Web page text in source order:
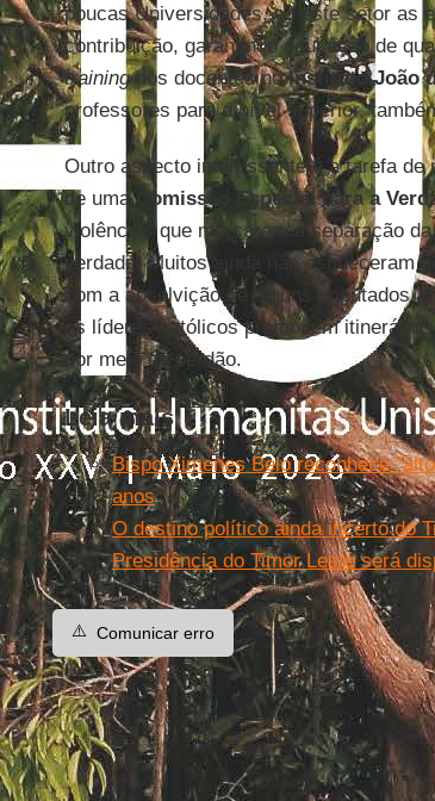
poucas Universidades, e neste setor as
contribuição, garantindo educação de
trainingdos docentes noInstituto João
professores para o nível superior,
Outro aspecto interessante é a tarefa
de umaComissão Especial para a
violências que marcaram a separação
verdade. Muitos ainda não esqueceram
com a absolvição de alguns imputados,
os líderes católicos promovem
por meio do perdão.
Leia mais
Bispo Ximenes Belo reconhece
anos
O destino político ainda incerto do
Presidência do Timor Leste será
⚠️ Comunicar erro